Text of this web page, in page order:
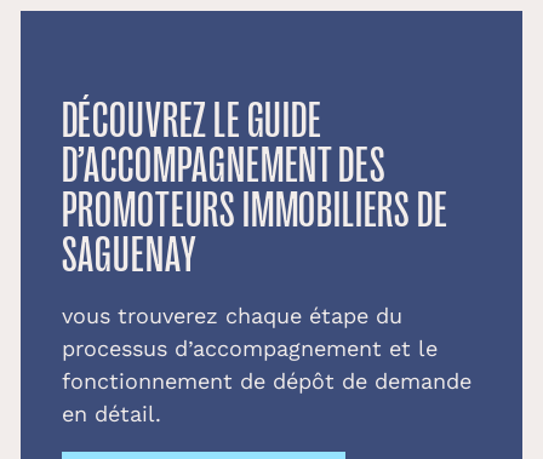
DÉCOUVREZ LE GUIDE
D’ACCOMPAGNEMENT DES
PROMOTEURS IMMOBILIERS DE
SAGUENAY
vous trouverez chaque étape du
processus d’accompagnement et le
fonctionnement de dépôt de demande
en détail.